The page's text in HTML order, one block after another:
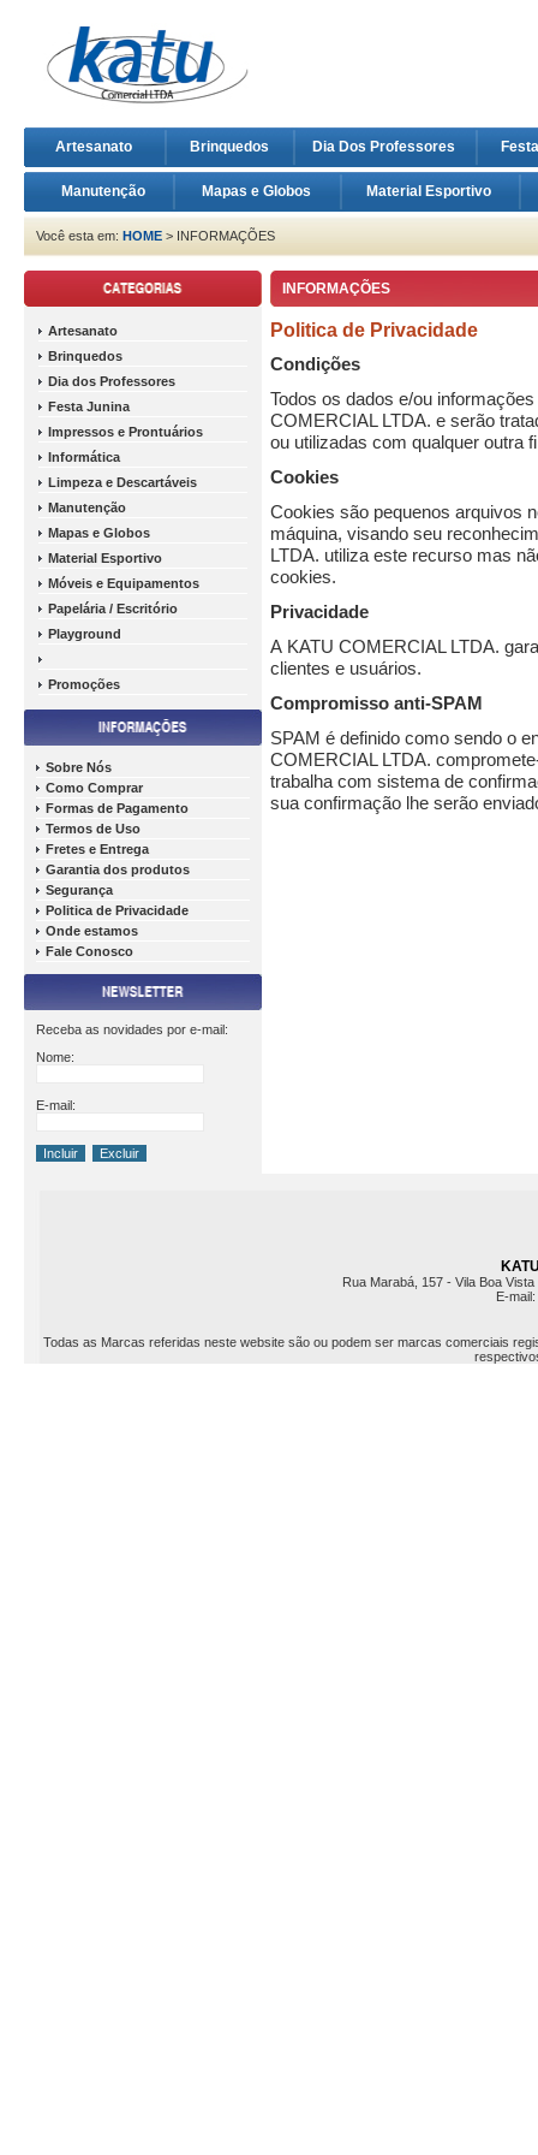
Artesanato Brinquedos Dia Dos Professores
Manutenção Mapas e Globos Material Esportivo
Você esta em: HOME > INFORMAÇÕES
Artesanato
Brinquedos
Dia dos Professores
Festa Junina
Impressos e Prontuários
Informática
Limpeza e Descartáveis
Manutenção
Mapas e Globos
Material Esportivo
Móveis e Equipamentos
Papelária / Escritório
Playground
Promoções
Sobre Nós
Como Comprar
Formas de Pagamento
Termos de Uso
Fretes e Entrega
Garantia dos produtos
Segurança
Politica de Privacidade
Onde estamos
Fale Conosco
Receba as novidades por e-mail:
Nome:
E-mail:
INFORMAÇÕES
Politica de Privacidade
Condições
Todos os dados e/ou
COMERCIAL LTDA. e serão
ou utilizadas com qualquer outra
Cookies
Cookies são pequenos arquivos
máquina, visando seu
LTDA. utiliza este recurso mas
cookies.
Privacidade
A KATU COMERCIAL LTDA.
clientes e usuários.
Compromisso anti-SPAM
SPAM é definido como sendo o
COMERCIAL LTDA.
trabalha com sistema de
sua confirmação lhe serão
Rua Marabá, 157 - Vila Boa
E-mail:
Todas as Marcas referidas neste website são ou podem ser marcas comerciais